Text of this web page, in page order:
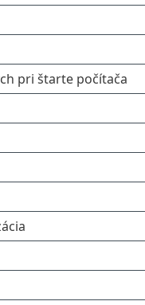
pri štarte počítača